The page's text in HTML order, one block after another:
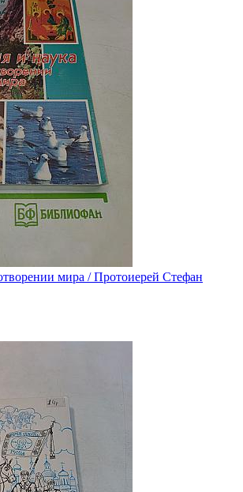
мира / Протоиерей Стефан